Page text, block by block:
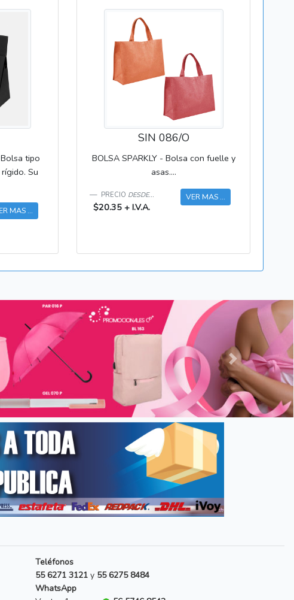
Bolsa tipo
Su
MAS ...
SIN 086/O
BOLSA SPARKLY - Bolsa con fuelle y
asas....
PRECIO DESDE...
$20.35 + I.V.A.
VER MAS ...
Siguiente
Teléfonos
55 6271 3121y 55 6275 8484
WhatsApp